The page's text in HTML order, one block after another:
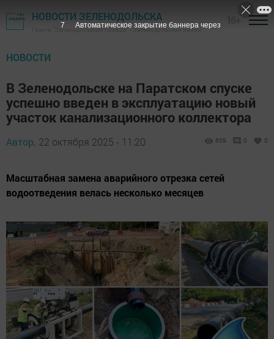
НОВОСТИ ЗЕЛЕНОДОЛЬСКА
Газета "Зеленодольская правда" - Зеленодольский район
НОВОСТИ
В Зеленодольске на Паратском спуске
успешно введен в эксплуатацию новый
участок канализационного коллектора
Автор, 22 октября 2025 - 11:20 609 0 0
Масштабная замена аварийного отрезка сетей
водоотведения велась несколько месяцев
6 Автоматическое закрытие баннера через